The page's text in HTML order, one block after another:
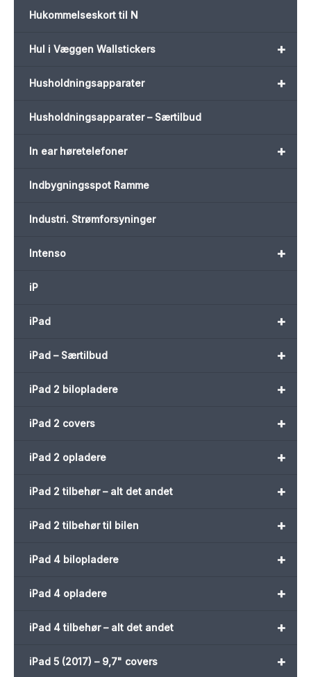
Hukommelseskort til N
+
Hul i Væggen Wallstickers
+
Husholdningsapparater
Husholdningsapparater – Særtilbud
+
In ear høretelefoner
Indbygningsspot Ramme
Industri. Strømforsyninger
+
Intenso
iP
+
iPad
+
iPad – Særtilbud
+
iPad 2 bilopladere
+
iPad 2 covers
+
iPad 2 opladere
+
iPad 2 tilbehør – alt det andet
+
iPad 2 tilbehør til bilen
+
iPad 4 bilopladere
+
iPad 4 opladere
+
iPad 4 tilbehør – alt det andet
+
iPad 5 (2017) – 9,7" covers